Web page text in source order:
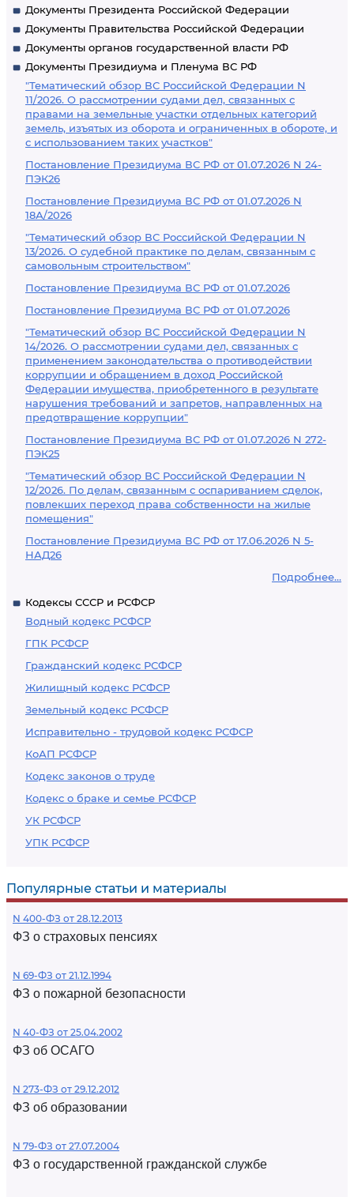
Документы Президента Российской Федерации
Документы Правительства Российской Федерации
Документы органов государственной власти РФ
Документы Президиума и Пленума ВС РФ
"Тематический обзор ВС Российской Федерации N
11/2026. О рассмотрении судами дел, связанных с
правами на земельные участки отдельных категорий
земель, изъятых из оборота и ограниченных в обороте, и
с использованием таких участков"
Постановление Президиума ВС РФ от 01.07.2026 N 24-
ПЭК26
Постановление Президиума ВС РФ от 01.07.2026 N
18А/2026
"Тематический обзор ВС Российской Федерации N
13/2026. О судебной практике по делам, связанным с
самовольным строительством"
Постановление Президиума ВС РФ от 01.07.2026
Постановление Президиума ВС РФ от 01.07.2026
"Тематический обзор ВС Российской Федерации N
14/2026. О рассмотрении судами дел, связанных с
применением законодательства о противодействии
коррупции и обращением в доход Российской
Федерации имущества, приобретенного в результате
нарушения требований и запретов, направленных на
предотвращение коррупции"
Постановление Президиума ВС РФ от 01.07.2026 N 272-
ПЭК25
"Тематический обзор ВС Российской Федерации N
12/2026. По делам, связанным с оспариванием сделок,
повлекших переход права собственности на жилые
помещения"
Постановление Президиума ВС РФ от 17.06.2026 N 5-
НАД26
Подробнее...
Кодексы СССР и РСФСР
Водный кодекс РСФСР
ГПК РСФСР
Гражданский кодекс РСФСР
Жилищный кодекс РСФСР
Земельный кодекс РСФСР
Исправительно - трудовой кодекс РСФСР
КоАП РСФСР
Кодекс законов о труде
Кодекс о браке и семье РСФСР
УК РСФСР
УПК РСФСР
Популярные статьи и материалы
N 400-ФЗ от 28.12.2013
ФЗ о страховых пенсиях
N 69-ФЗ от 21.12.1994
ФЗ о пожарной безопасности
N 40-ФЗ от 25.04.2002
ФЗ об ОСАГО
N 273-ФЗ от 29.12.2012
ФЗ об образовании
N 79-ФЗ от 27.07.2004
ФЗ о государственной гражданской службе